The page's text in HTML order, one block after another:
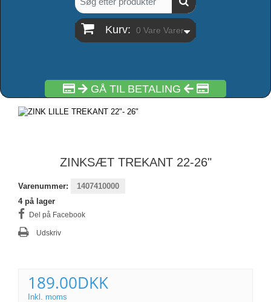
Kurv: 0 Vare Varer
GÅ TIL BETALING
ZINKSÆT TREKANT 22-26"
Varenummer:
1407410000
4 på lager
Del på Facebook
Udskriv
189.00DKK
Inkl. moms